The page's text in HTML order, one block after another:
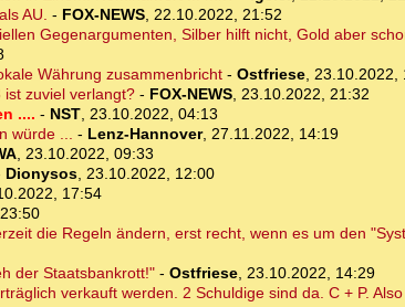
AU. - FOX-NEWS, 22.10.2022, 21:52
Gegenargumenten, Silber hilft nicht, Gold aber
Währung zusammenbricht- Ostfriese, 23.10.2022,
zuviel verlangt?- FOX-NEWS, 23.10.2022, 21:32
.... - NST, 23.10.2022, 04:13
würde ... - Lenz-Hannover, 27.11.2022, 14:19
, 23.10.2022, 09:33
Dionysos, 23.10.2022, 12:00
17:54
die Regeln ändern, erst recht, wenn es um den
der Staatsbankrott!"- Ostfriese, 23.10.2022, 14:29
verkauft werden. 2 Schuldige sind da. C + P.